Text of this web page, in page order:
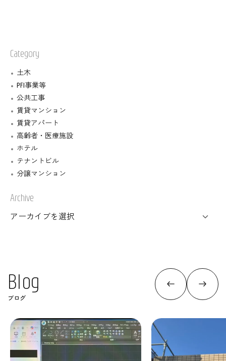
Category
土木
PFI事業等
公共工事
賃貸マンション
賃貸アパート
高齢者・医療施設
ホテル
テナントビル
分譲マンション
Archive
ブログ
Blog